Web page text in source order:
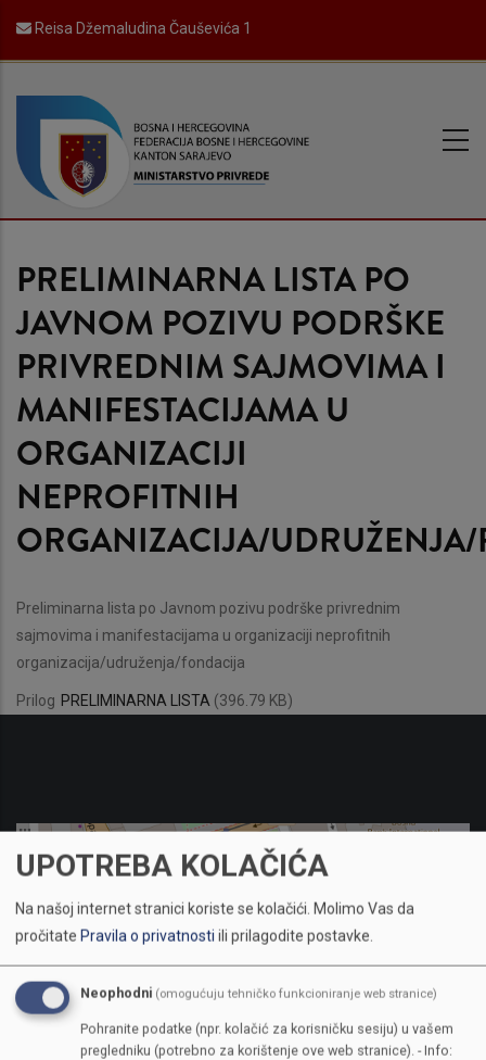
main
content
Reisa Džemaludina Čauševića 1
PRELIMINARNA LISTA PO
JAVNOM POZIVU PODRŠKE
PRIVREDNIM SAJMOVIMA I
MANIFESTACIJAMA U
ORGANIZACIJI
NEPROFITNIH
ORGANIZACIJA/
Preliminarna lista po Javnom pozivu podrške privrednim
sajmovima i manifestacijama u organizaciji neprofitnih
organizacija/udruženja/fondacija
Prilog PRELIMINARNA LISTA (396.79 KB)
UPOTREBA KOLAČIĆA
Na našoj internet stranici koriste se kolačići. Molimo Vas da
pročitate Pravila o privatnostiili prilagodite postavke.
Neophodni (omogućuju tehničko funkcioniranje web stranice)
Pohranite podatke (npr. kolačić za korisničku sesiju) u vašem
pregledniku (potrebno za korištenje ove web stranice). - Info: